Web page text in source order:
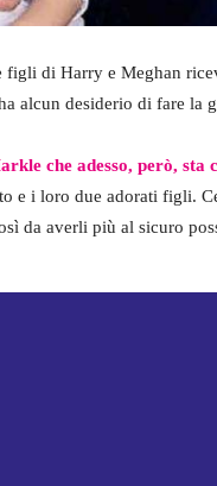
figli di Harry e Meghan
alcun desiderio di fare la
che adesso, però, sta
e i loro due adorati figli.
da averli più al sicuro